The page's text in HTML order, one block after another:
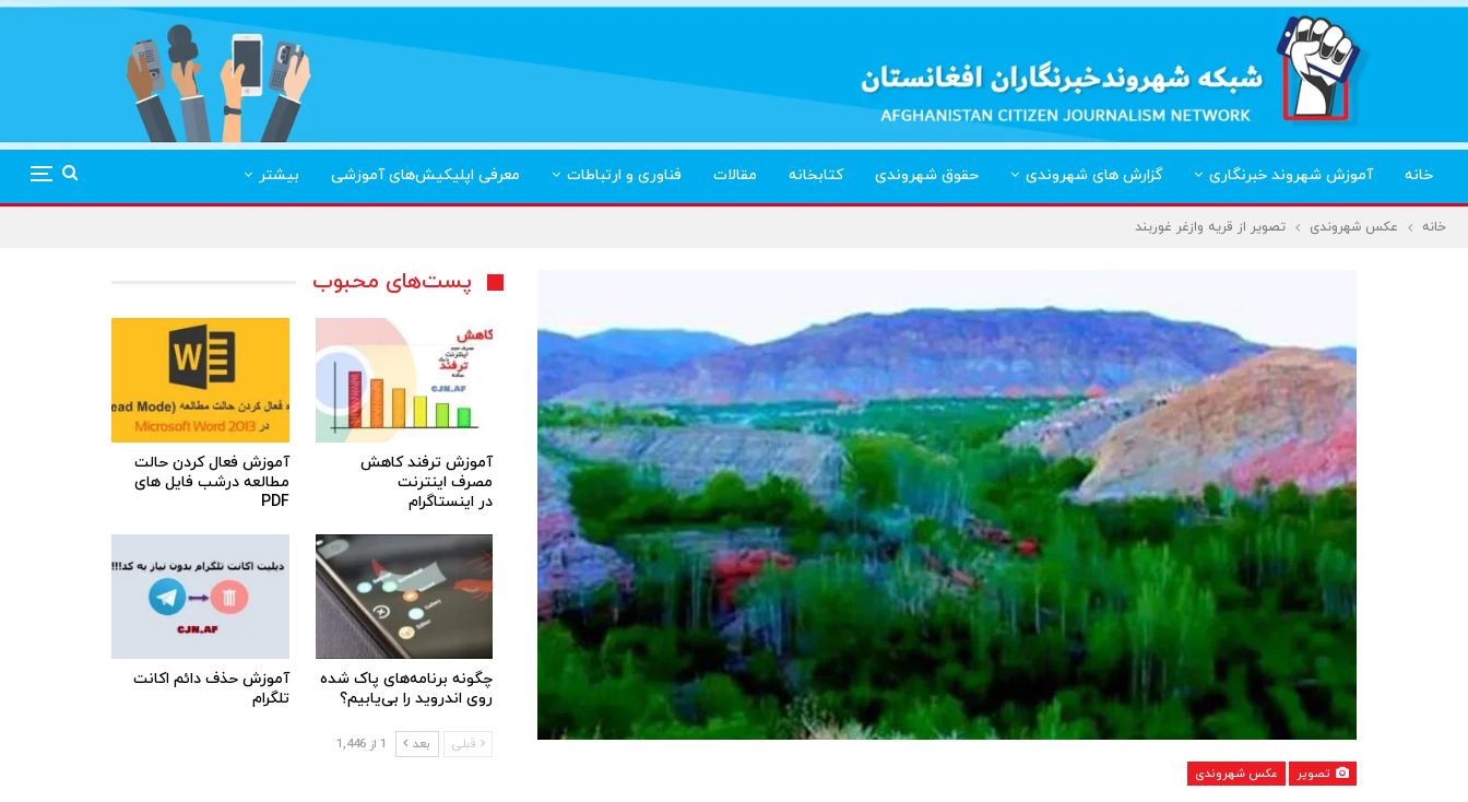
خانه آموزش شهروند خبرنگاری گزارش های شهروندی حقوق شهروندی کتابخانه مقالات فناوری و ارتباطات معرفی اپلیکیش‌های آموزشی بیشتر
خانه عکس شهروندی تصویر از قریه وازغر غوربند
تصویر عکس شهروندی
پست‌های محبوب
آموزش ترفند کاهش
مصرف اینترنت
در اینستاگرام
آموزش فعال کردن حالت
مطالعه درشب فایل های
PDF
چگونه برنامه‌های پاک شده
روی اندروید را بی‌یابیم؟
آموزش حذف دائم اکانت
تلگرام
قبلی بعد 1 از 1,446